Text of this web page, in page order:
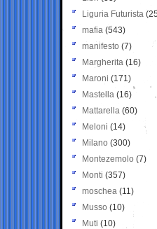
Liguria Futurista
mafia (543)
manifesto (7)
Margherita (16)
Maroni (171)
Mastella (16)
Mattarella (60)
Meloni (14)
Milano (300)
Montezemolo (7)
Monti (357)
moschea (11)
Musso (10)
Muti (10)